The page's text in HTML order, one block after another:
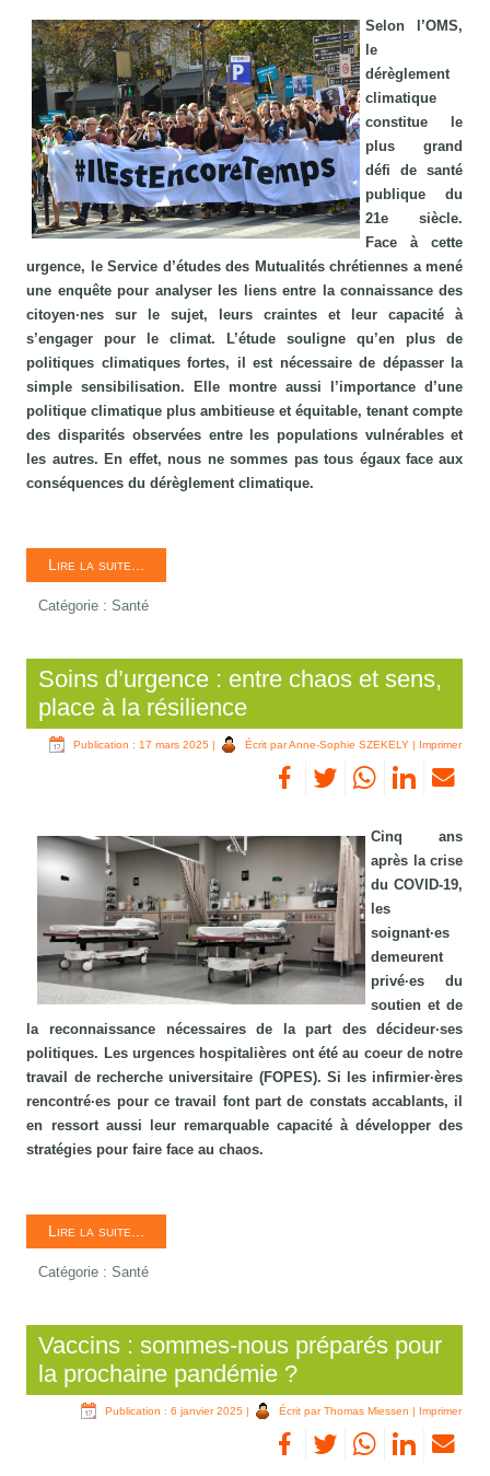
Selon l’OMS,
le
dérèglement
climatique
constitue le
plus grand
défi de santé
publique du
21e siècle.
Face à cette
urgence, le Service d’études des Mutualités chrétiennes a mené
une enquête pour analyser les liens entre la connaissance des
citoyen·nes sur le sujet, leurs craintes et leur capacité à
s’engager pour le climat. L’étude souligne qu’en plus de
politiques climatiques fortes, il est nécessaire de dépasser la
simple sensibilisation. Elle montre aussi l’importance d’une
politique climatique plus ambitieuse et équitable, tenant compte
des disparités observées entre les populations vulnérables et
les autres. En effet, nous ne sommes pas tous égaux face aux
conséquences du dérèglement climatique.
Lire la suite...
Catégorie :Santé
Soins d’urgence : entre chaos et sens,
place à la résilience
Publication : 17 mars 2025 | Écrit par Anne-Sophie SZEKELY | Imprimer
Cinq ans
après la crise
du COVID-19,
les
soignant·es
demeurent
privé·es du
soutien et de
la reconnaissance nécessaires de la part des décideur·ses
politiques. Les urgences hospitalières ont été au coeur de notre
travail de recherche universitaire (FOPES). Si les infirmier·ères
rencontré·es pour ce travail font part de constats accablants, il
en ressort aussi leur remarquable capacité à développer des
stratégies pour faire face au chaos.
Lire la suite...
Catégorie :Santé
Vaccins : sommes-nous préparés pour
la prochaine pandémie ?
Publication : 6 janvier 2025 | Écrit par Thomas Miessen | Imprimer